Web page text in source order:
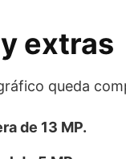
extras
queda
de 13 MP.